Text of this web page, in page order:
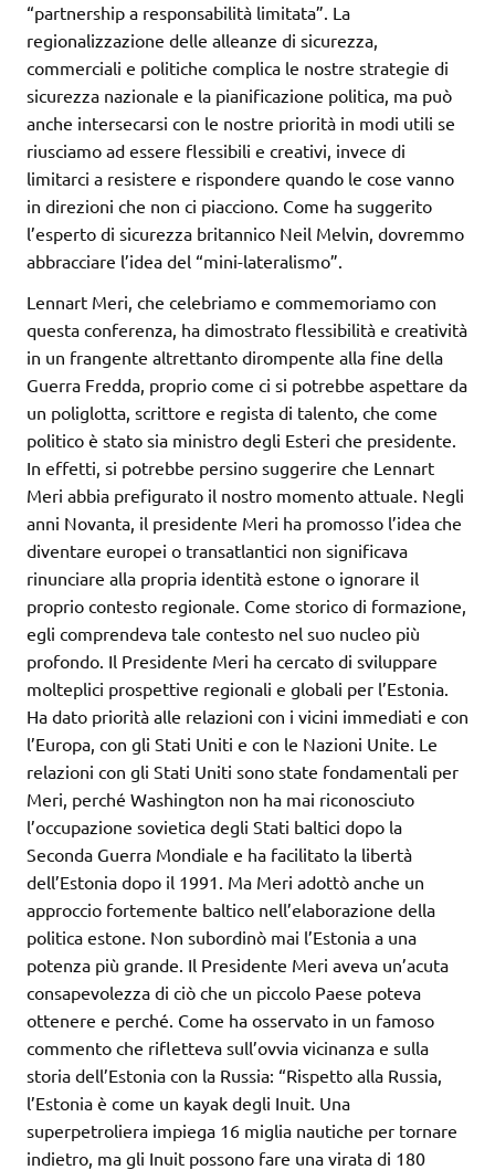
“partnership a responsabilità limitata”. La
regionalizzazione delle alleanze di sicurezza,
commerciali e politiche complica le nostre strategie di
sicurezza nazionale e la pianificazione politica, ma può
anche intersecarsi con le nostre priorità in modi utili se
riusciamo ad essere flessibili e creativi, invece di
limitarci a resistere e rispondere quando le cose vanno
in direzioni che non ci piacciono. Come ha suggerito
l’esperto di sicurezza britannico Neil Melvin, dovremmo
abbracciare l’idea del “mini-lateralismo”.
Lennart Meri, che celebriamo e commemoriamo con
questa conferenza, ha dimostrato flessibilità e creatività
in un frangente altrettanto dirompente alla fine della
Guerra Fredda, proprio come ci si potrebbe aspettare da
un poliglotta, scrittore e regista di talento, che come
politico è stato sia ministro degli Esteri che presidente.
In effetti, si potrebbe persino suggerire che Lennart
Meri abbia prefigurato il nostro momento attuale. Negli
anni Novanta, il presidente Meri ha promosso l’idea che
diventare europei o transatlantici non significava
rinunciare alla propria identità estone o ignorare il
proprio contesto regionale. Come storico di formazione,
egli comprendeva tale contesto nel suo nucleo più
profondo. Il Presidente Meri ha cercato di sviluppare
molteplici prospettive regionali e globali per l’Estonia.
Ha dato priorità alle relazioni con i vicini immediati e con
l’Europa, con gli Stati Uniti e con le Nazioni Unite. Le
relazioni con gli Stati Uniti sono state fondamentali per
Meri, perché Washington non ha mai riconosciuto
l’occupazione sovietica degli Stati baltici dopo la
Seconda Guerra Mondiale e ha facilitato la libertà
dell’Estonia dopo il 1991. Ma Meri adottò anche un
approccio fortemente baltico nell’elaborazione della
politica estone. Non subordinò mai l’Estonia a una
potenza più grande. Il Presidente Meri aveva un’acuta
consapevolezza di ciò che un piccolo Paese poteva
ottenere e perché. Come ha osservato in un famoso
commento che rifletteva sull’ovvia vicinanza e sulla
storia dell’Estonia con la Russia: “Rispetto alla Russia,
l’Estonia è come un kayak degli Inuit. Una
superpetroliera impiega 16 miglia nautiche per tornare
indietro, ma gli Inuit possono fare una virata di 180